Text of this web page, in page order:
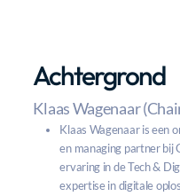
Achtergrond
Klaas Wagenaar
Klaas Wagenaar is een
en managing partner bij
ervaring in de Tech &
expertise in digitale